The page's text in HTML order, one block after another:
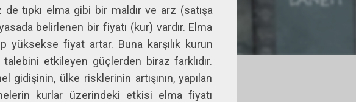
tıpkı elma gibi bir maldır ve arz (satışa
belirlenen bir fiyatı (kur) vardır. Elma
fiyat artar. Buna karşılık kurun
etkileyen güçlerden biraz farklıdır.
ülke risklerinin artışının, yapılan
kurlar üzerindeki etkisi elma fiyatı